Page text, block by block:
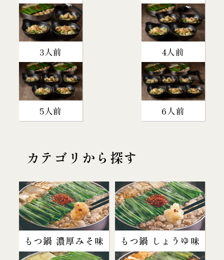
3人前 4人前
5人前 6人前
カテゴリから探す
もつ鍋 濃厚みそ味 もつ鍋 しょうゆ味